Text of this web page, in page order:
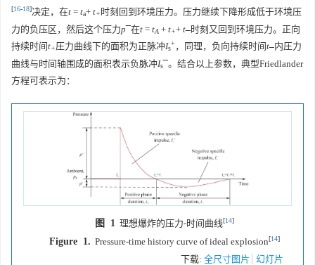
[16-18]决定，在t = ta+ t+时刻回到环境压力。压力继续下降形成低于环境压
力的负压区，然后这个压力p–在t = tA + t++ t–时刻又回到环境压力。正向
持续时间t+圧力曲线下的面积为正脉冲Is
+ ，同理，负向持续时间t–内圧力
曲线与时间轴围成的面积表示负脉冲Is
–。结合以上参数，典型Friedlander
方程可表示为：
图 1 理想爆炸的压力-时间曲线[14]
Figure 1. Pressure-time history curve of ideal explosion[14]
下载: 全尺寸图片 幻灯片